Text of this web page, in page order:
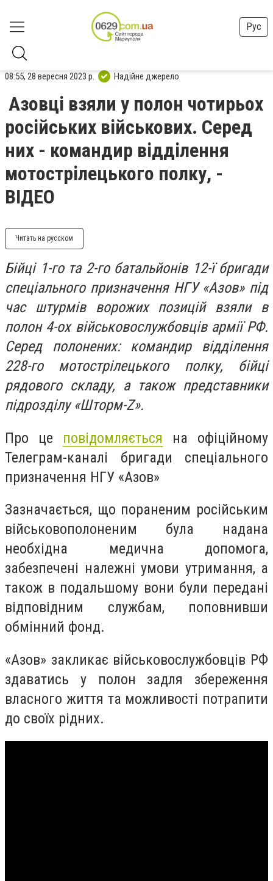
Рус
08:55, 28 вересня 2023 р. Надійне джерело
Азовці взяли у полон чотирьох
російських військових. Серед
них - командир відділення
мотострілецького полку, -
ВІДЕО
Читать на русском
Бійці 1-го та 2-го батальйонів 12-ї бригади
спеціального призначення НГУ «Азов» під
час штурмів ворожих позицій взяли в
полон 4-ох військовослужбовців армії РФ.
Серед полонених: командир відділення
228-го мотострілецького полку, бійці
рядового складу, а також представники
підрозділу «Шторм-Z».
Про це повідомляється на офіційному
Телеграм-каналі бригади спеціального
призначення НГУ «Азов»
Зазначається, що пораненим російським
військовополоненим була надана
необхідна медична допомога,
забезпечені належні умови утримання, а
також в подальшому вони були передані
відповідним службам, поповнивши
обмінний фонд.
«Азов» закликає військовослужбовців РФ
здаватись у полон задля збереження
власного життя та можливості потрапити
до своїх рідних.